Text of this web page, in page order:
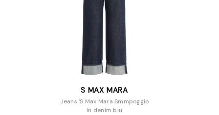
S MAX MARA
Jeans 'S Max Mara Smmpoggio
in denim blu